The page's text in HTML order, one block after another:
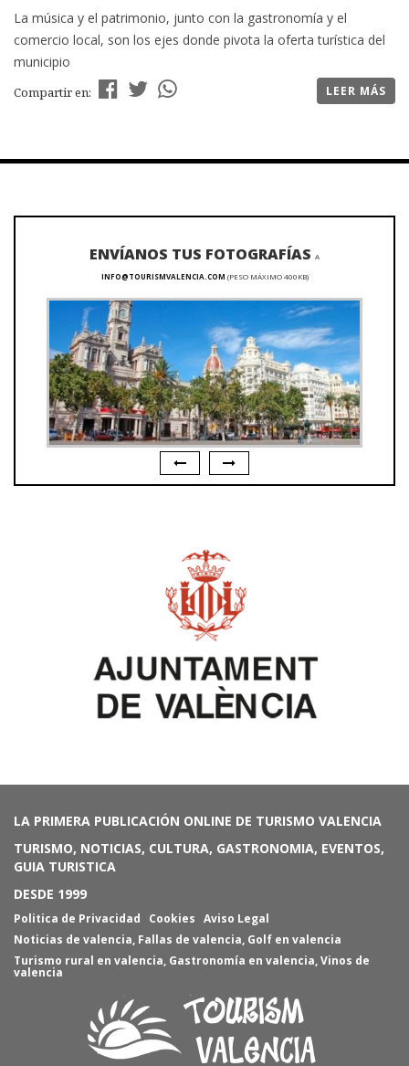
La música y el patrimonio, junto con la gastronomía y el
comercio local, son los ejes donde pivota la oferta turística del
municipio
Compartir en: LEER MÁS
ENVÍANOS TUS FOTOGRAFÍAS A
INFO@TOURISMVALENCIA.COM (PESO MÁXIMO 400KB)
LA PRIMERA PUBLICACIÓN ONLINE DE TURISMO VALENCIA
TURISMO, NOTICIAS, CULTURA, GASTRONOMIA, EVENTOS,
GUIA TURISTICA
DESDE 1999
Politica de Privacidad Cookies Aviso Legal
Noticias de valencia, Fallas de valencia, Golf en valencia
Turismo rural en valencia, Gastronomía en valencia,Vinos de
valencia